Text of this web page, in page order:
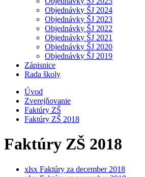
Objednávky ŠJ 2024
Objednávky ŠJ 2023
Objednávky ŠJ 2022
Objednávky ŠJ 2021
Objednávky ŠJ 2020
Objednávky ŠJ 2019
Zápisnice
Rada školy
Úvod
Zverejňovanie
Faktúry ZŠ
Faktúry ZŠ 2018
Faktúry ZŠ 2018
xlsx Faktúry za december 2018